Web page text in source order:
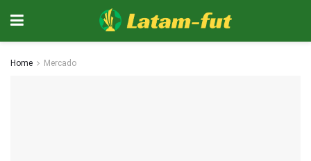
Home Mercado